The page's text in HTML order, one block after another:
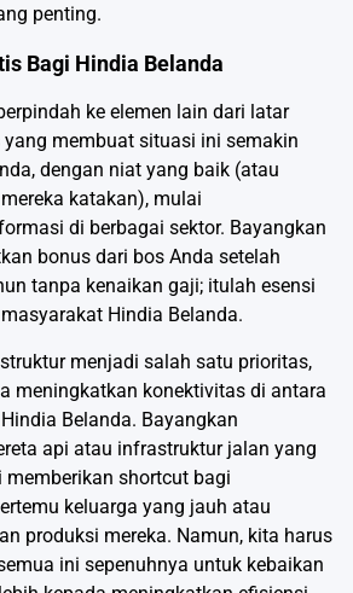
penting.
Bagi Hindia Belanda
ke elemen lain dari latar
membuat situasi ini semakin
dengan niat yang baik (atau
katakan), mulai
di berbagai sektor. Bayangkan
bonus dari bos Anda setelah
tanpa kenaikan gaji; itulah esensi
Hindia Belanda.
menjadi salah satu prioritas,
meningkatkan konektivitas di antara
Belanda. Bayangkan
api atau infrastruktur jalan yang
memberikan shortcut bagi
keluarga yang jauh atau
produksi mereka. Namun, kita harus
ini sepenuhnya untuk kebaikan